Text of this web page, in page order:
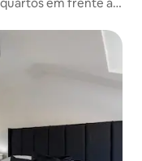
em frente ao